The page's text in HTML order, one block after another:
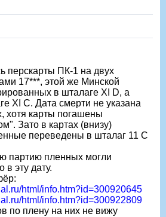
перскарты ПК-1 на двух
17***, этой же Минской
в шталаге XI D, а
XI C. Дата смерти не указана
хотя карты погашены
Зато в картах (внизу)
переведены в шталаг 11 C
партию пленных могли
в эту дату.
html/info.htm?id=300920645
html/info.htm?id=300922809
по плену на них не вижу